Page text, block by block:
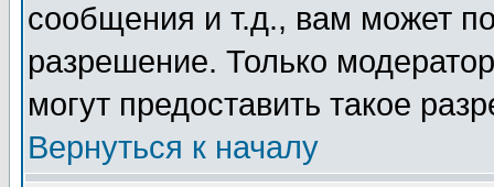
сообщения и т.д., вам может
разрешение. Только
могут предоставить такое
Вернуться к началу